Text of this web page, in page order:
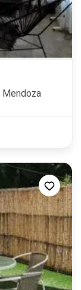
Mendoza